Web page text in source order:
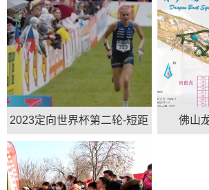
样
2023定向世界杯第二轮-短距
离
佛山